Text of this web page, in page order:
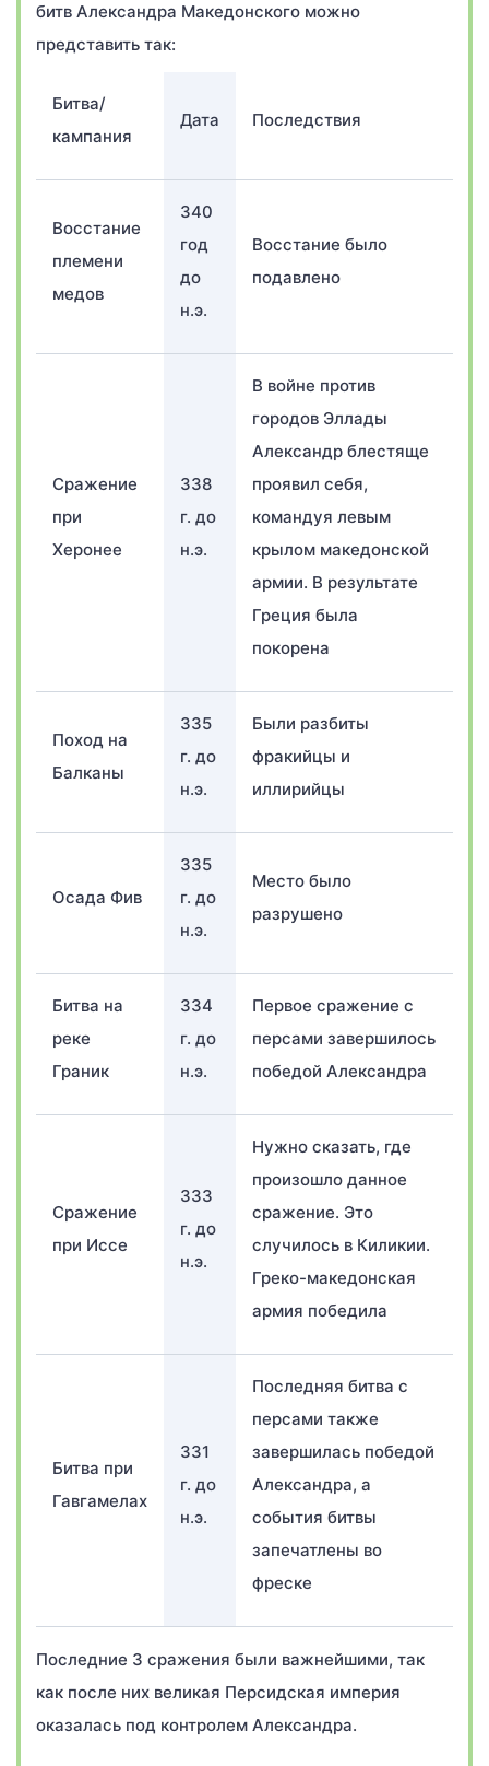
битв Александра Македонского можно
представить так:
Битва/
кампания
Дата Последствия
Восстание
племени
медов
340
год
до
н.э.
Восстание было
подавлено
Сражение
при
Херонее
338
г. до
н.э.
В войне против
городов Эллады
Александр блестяще
проявил себя,
командуя левым
крылом македонской
армии. В результате
Греция была
покорена
Поход на
Балканы
335
г. до
н.э.
Были разбиты
фракийцы и
иллирийцы
Осада Фив
335
г. до
н.э.
Место было
разрушено
Битва на
реке
Граник
334
г. до
н.э.
Первое сражение с
персами завершилось
победой Александра
Сражение
при Иссе
333
г. до
н.э.
Нужно сказать, где
произошло данное
сражение. Это
случилось в Киликии.
Греко-македонская
армия победила
Битва при
Гавгамелах
331
г. до
н.э.
Последняя битва с
персами также
завершилась победой
Александра, а
события битвы
запечатлены во
фреске
Последние 3 сражения были важнейшими, так
как после них великая Персидская империя
оказалась под контролем Александра.